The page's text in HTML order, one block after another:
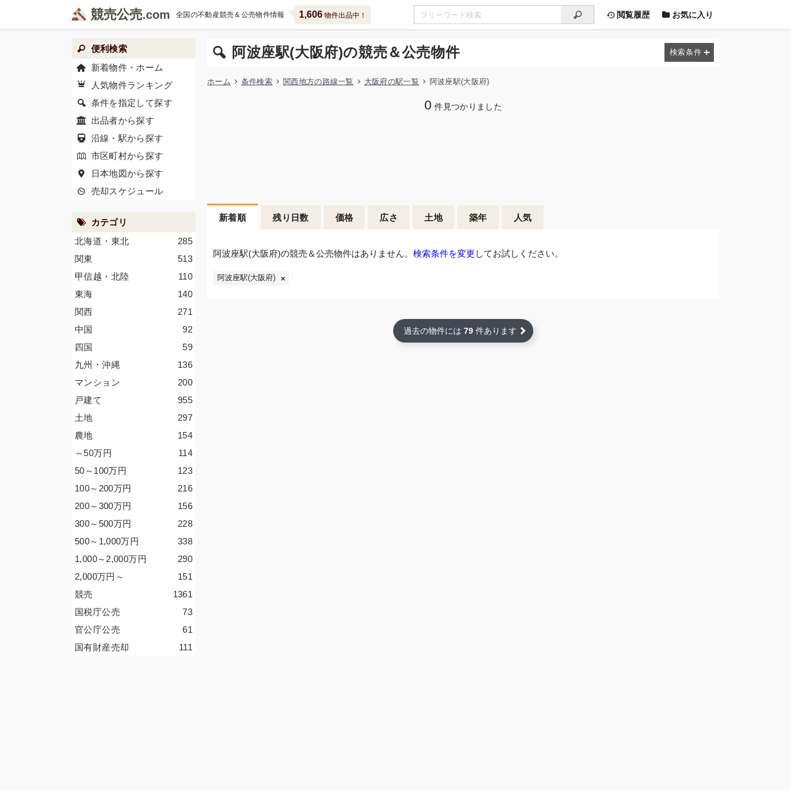
競売公売 全国の不動産競売＆公売物件情報 1,606物件出品中！ 閲覧履歴 お気に入り
阿波座駅(大阪府)の競売＆公売物件
ホーム 条件検索 関西地方の路線一覧 大阪府の駅一覧 阿波座駅(大阪府)
0 件見つかりました
新着順 残り日数 価格 広さ 土地 築年 人気
阿波座駅(大阪府)の競売＆公売物件はありません。 検索条件を変更 してお試しください。
阿波座駅(大阪府)
過去の物件には 79 件あります
便利検索
新着物件・ホーム
人気物件ランキング
条件を指定して探す
出品者から探す
沿線・駅から探す
市区町村から探す
日本地図から探す
売却スケジュール
カテゴリ
285
北海道・東北
513
関東
110
甲信越・北陸
140
東海
271
関西
92
中国
59
四国
136
九州・沖縄
200
マンション
955
戸建て
297
土地
154
農地
114
～50万円
123
50～100万円
216
100～200万円
156
200～300万円
228
300～500万円
338
500～1,000万円
290
1,000～2,000万円
151
2,000万円 ～
1361
競売
73
国税庁公売
61
官公庁公売
111
国有財産売却